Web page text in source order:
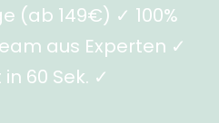
(ab 149€) ✓ 100%
aus Experten ✓
60 Sek. ✓